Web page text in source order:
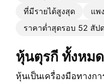
ที่มีรายได้สูงสุด
แพ
ราคาต่ำสุดรอบ 52 สัป
หุ้นตุรกี ทั้งหมด
หุ้นเป็นเครื่องมือทางก